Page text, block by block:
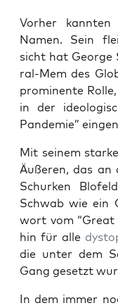
Vor­her kann­ten
Namen. Sein
sicht hat Geor­ge
ral-Mem des
pro­mi­nen­te
in der
Pan­de­mie”
Mit sei­nem
Äuße­ren, das an
Schur­ken
Schwab wie ein
wort vom
hin für alle
die unter dem
Gang gesetzt
In dem immer